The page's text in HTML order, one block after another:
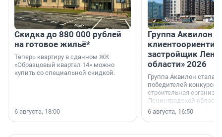
Скидка до 880 000 рублей
на готовое жильё*
Теперь квартиру в сданном ЖК
«Образцовый квартал 14» можно
купить со специальной скидкой.
6 августа, 18:00
Группа Аквилон
застройщик
области» 2026
Группа Аквилон стала
победителей конкурса
строительная
Ленинградской области
номинации «Самый
застройщик
6 августа, 16:50